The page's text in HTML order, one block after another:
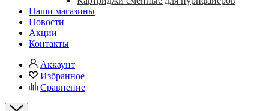
Наши магазины
Новости
Акции
Контакты
Аккаунт
Избранное
Сравнение